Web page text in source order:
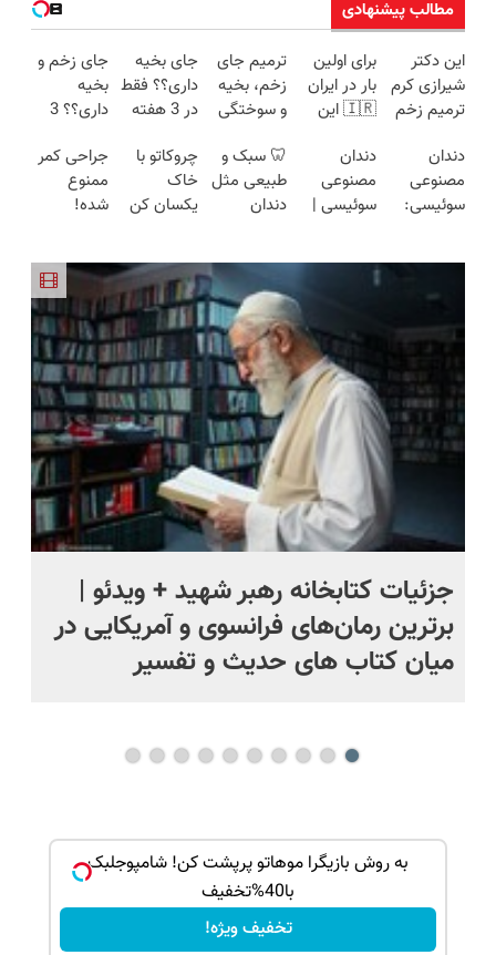
مطالب پیشنهادی
این دکتر
شیرازی کرم
ترمیم زخم
ساخت!!!
برای اولین
بار در ایران
🇮🇷 این
ترمیم کننده
23 روزه
ساخت!
ترمیم جای
زخم، بخیه
و سوختگی
هفته!!😍
جای بخیه
داری؟؟ فقط
در 3 هفته
کن!😍
جای زخم و
بخیه
داری؟؟ 3
محوش کن!
دندان
مصنوعی
سوئیسی:
و مقاوم |
پرداخت
قسطی
دندان
مصنوعی
سوئیسی |
طبیعی!
رایگان+پرداخت
اقساطی😍
🦷 سبک و
طبیعی مثل
دندان
و پرداخت
اقساطی 💳
📍 تهران
چروکاتو با
خاک
یکسان کن
صرفه)
جراحی کمر
ممنوع
شده!
منزل درمان
کنی؟
((پرسش‌نامه))
جزئیات کتابخانه رهبر شهید + ویدئو |
برترین رمان‌های فرانسوی و آمریکایی در
میان کتاب های حدیث و تفسیر
به روش بازیگرا موهاتو پرپشت کن! شامپوجلبک
با40%تخفیف
تخفیف ویژه!